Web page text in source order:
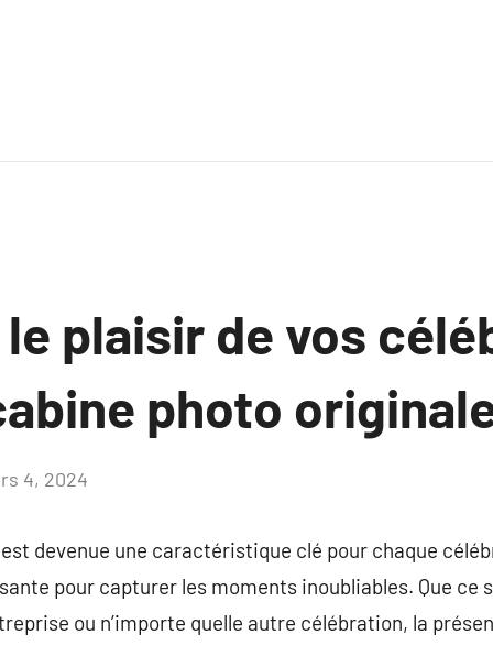
plaisir de vos
photo
4, 2024
devenue une caractéristique clé pour chaque
pour capturer les moments inoubliables. Que ce
ou n’importe quelle autre célébration, la